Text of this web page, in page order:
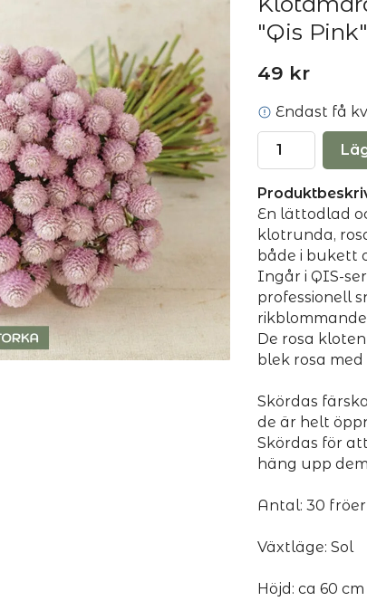
"Qis Pink"
49 kr
Endast få
En lättodlad
klotrunda,
både i bukett
Ingår i QIS-
professionell
De rosa
blek rosa
Skördas
de är helt
Skördas för
häng upp
Antal: 30 fröer
Växtläge: Sol
Höjd: ca 60 cm